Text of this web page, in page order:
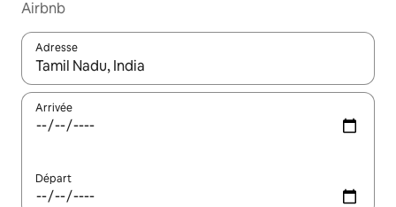
Airbnb
Adresse
Lorsque les résultats s'affichent, utilisez les flèches vers le
Arrivée
Départ